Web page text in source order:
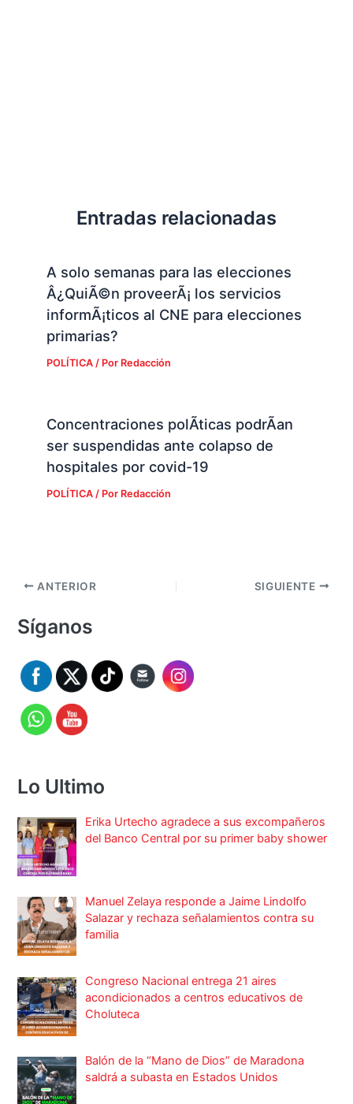
Entradas relacionadas
A solo semanas para las elecciones
Â¿QuiÃ©n proveerÃ¡ los servicios
informÃ¡ticos al CNE para elecciones
primarias?
POLÍTICA/ Por Redacción
Concentraciones polÃ­ticas podrÃ­an
ser suspendidas ante colapso de
hospitales por covid-19
POLÍTICA/ Por Redacción
ANTERIOR SIGUIENTE
Síganos
Lo Ultimo
Erika Urtecho agradece a sus excompañeros
del Banco Central por su primer baby shower
Manuel Zelaya responde a Jaime Lindolfo
Salazar y rechaza señalamientos contra su
familia
Congreso Nacional entrega 21 aires
acondicionados a centros educativos de
Choluteca
Balón de la “Mano de Dios” de Maradona
saldrá a subasta en Estados Unidos